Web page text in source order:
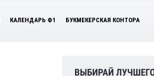
КАЛЕНДАРЬ Ф1 БУКМЕКЕРСКАЯ КОНТОРА